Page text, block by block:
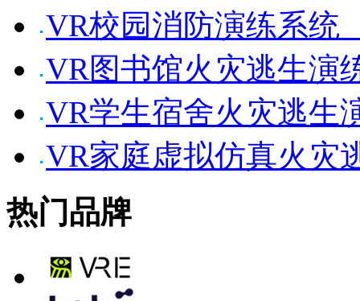
VR校园消防演练系统
VR图书馆火灾逃生演
VR学生宿舍火灾逃生
VR家庭虚拟仿真火灾
热门品牌